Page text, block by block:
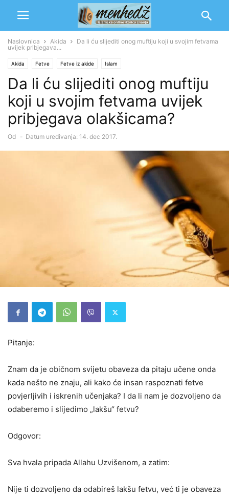
Naslovnica Akida
Da li ću slijediti onog muftiju koji u svojim fetvama
uvijek pribjegava...
Akida Fetve Fetve iz akide Islam
Da li ću slijediti onog muftiju
koji u svojim fetvama uvijek
pribjegava olakšicama?
Od - Datum uređivanja: 14. dec 2017.
Pitanje:
Znam da je običnom svijetu obaveza da pitaju učene onda
kada nešto ne znaju, ali kako će insan raspoznati fetve
povjerljivih i iskrenih učenjaka? I da li nam je dozvoljeno da
odaberemo i slijedimo „lakšu“ fetvu?
Odgovor:
Sva hvala pripada Allahu Uzvišenom, a zatim:
Nije ti dozvoljeno da odabireš lakšu fetvu, već ti je obaveza